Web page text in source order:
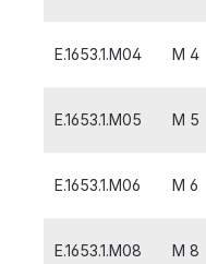
E.1653.1.M04 M 4
E.1653.1.M05 M 5
E.1653.1.M06 M 6
E.1653.1.M08 M 8